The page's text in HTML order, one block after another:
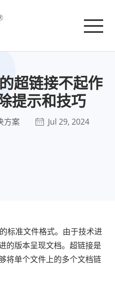
超链接不起作
提示和技巧
方案 Jul 29, 2024
标准文件格式。由于技术进
的版本呈现文档。超链接是
将单个文件上的多个文档链